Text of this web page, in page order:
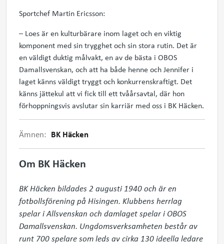
Sportchef Martin Ericsson:
– Loes är en kulturbärare inom laget och en viktig
komponent med sin trygghet och sin stora rutin. Det är
en väldigt duktig målvakt, en av de bästa i OBOS
Damallsvenskan, och att ha både henne och Jennifer i
laget känns väldigt tryggt och konkurrenskraftigt. Det
känns jättekul att vi fick till ett tvåårsavtal, där hon
förhoppningsvis avslutar sin karriär med oss i BK Häcken.
Ämnen: BK Häcken
Om BK Häcken
BK Häcken bildades 2 augusti 1940 och är en
fotbollsförening på Hisingen. Klubbens herrlag
spelar i Allsvenskan och damlaget spelar i OBOS
Damallsvenskan. Ungdomsverksamheten består av
runt 700 spelare som leds av cirka 130 ideella ledare